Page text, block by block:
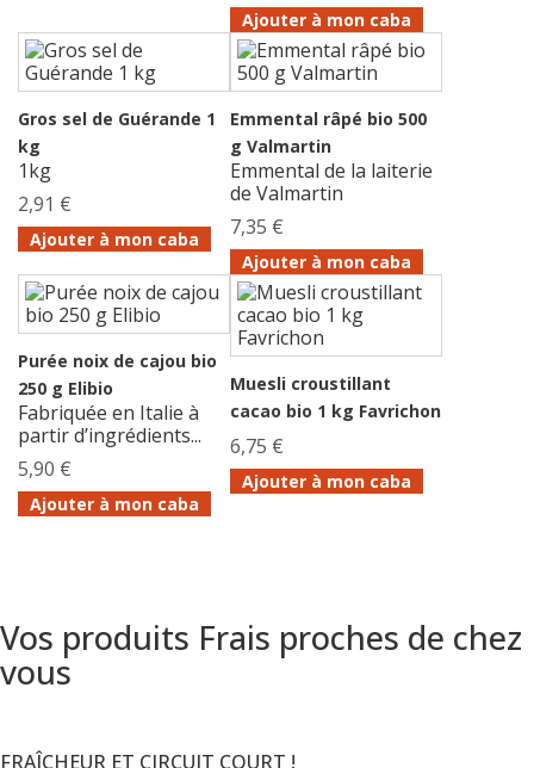
Ajouter à mon caba
Gros sel de Guérande 1
kg
1kg
2,91 €
Ajouter à mon caba
Emmental râpé bio 500
g Valmartin
Emmental de la laiterie
de Valmartin
7,35 €
Ajouter à mon caba
Purée noix de cajou bio
250 g Elibio
Fabriquée en Italie à
partir d’ingrédients...
5,90 €
Ajouter à mon caba
Muesli croustillant
cacao bio 1 kg Favrichon
6,75 €
Ajouter à mon caba
Vos produits Frais proches de chez
vous
FRAÎCHEUR ET CIRCUIT COURT !